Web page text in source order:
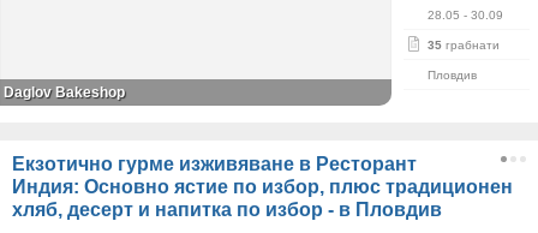
28.05 - 30.09
35 грабнати
Пловдив
Daglov Bakeshop
Екзотично гурме изживяване в Ресторант
Индия: Основно ястие по избор, плюс традиционен
хляб, десерт и напитка по избор - в Пловдив